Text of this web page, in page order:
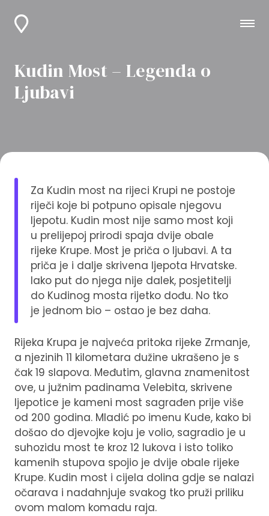
Kudin Most – Legenda o
Ljubavi
Za Kudin most na rijeci Krupi ne postoje
riječi koje bi potpuno opisale njegovu
ljepotu. Kudin most nije samo most koji
u prelijepoj prirodi spaja dvije obale
rijeke Krupe. Most je priča o ljubavi. A ta
priča je i dalje skrivena ljepota Hrvatske.
Iako put do njega nije dalek, posjetitelji
do Kudinog mosta rijetko dođu. No tko
je jednom bio – ostao je bez daha.
Rijeka Krupa je najveća pritoka rijeke Zrmanje,
a njezinih 11 kilometara dužine ukrašeno je s
čak 19 slapova. Međutim, glavna znamenitost
ove, u južnim padinama Velebita, skrivene
ljepotice je kameni most sagrađen prije više
od 200 godina. Mladić po imenu Kude, kako bi
došao do djevojke koju je volio, sagradio je u
suhozidu most te kroz 12 lukova i isto toliko
kamenih stupova spojio je dvije obale rijeke
Krupe. Kudin most i cijela dolina gdje se nalazi
očarava i nadahnjuje svakog tko pruži priliku
ovom malom komadu raja.